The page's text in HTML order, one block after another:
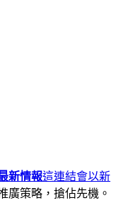
新情報這連結會以新
廣策略，搶佔先機。